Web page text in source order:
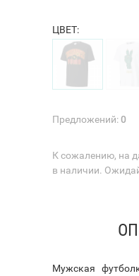
ЦВЕТ:
Предложений:0
К сожалению, на
в наличии.
Мужская